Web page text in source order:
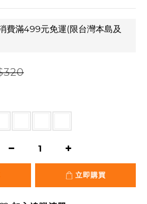
費滿499元免運(限台灣本島及
立即購買